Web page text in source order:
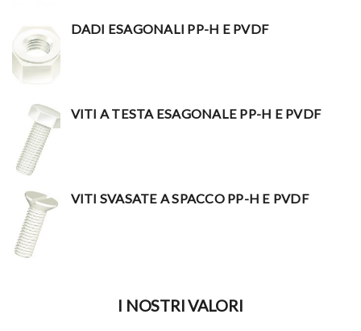
DADI ESAGONALI PP-H E PVDF
VITI A TESTA ESAGONALE PP-H E PVDF
VITI SVASATE A SPACCO PP-H E PVDF
I NOSTRI VALORI